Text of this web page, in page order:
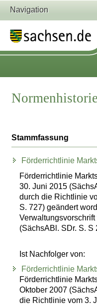
Navigation
Normenhistorie
Stammfassung
Förderrichtlinie
Förderrichtlinie
30. Juni 2015
durch die Richtlinie
S. 727) geändert
(SächsABl. SDr. S. S
Ist Nachfolger von:
Förderrichtlinie
Förderrichtlinie
Oktober 2007
die Richtlinie vom 3.